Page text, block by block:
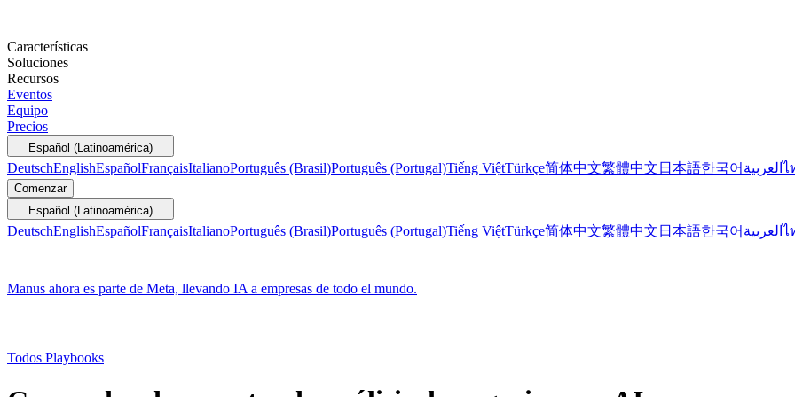
Características
Soluciones
Recursos
Eventos
Equipo
Precios
Español (Latinoamérica)
DeutschEnglishEspañolFrançaisItalianoPortuguês (Brasil)Português (Portugal)Tiếng ViệtTürkçe简体中文繁體中文 日本語한국어 العربيةไ
Comenzar
Español (Latinoamérica)
DeutschEnglishEspañolFrançaisItalianoPortuguês (Brasil)Português (Portugal)Tiếng ViệtTürkçe简体中文繁體中文 日本語한국어 العربيةไ
Manus ahora es parte de Meta, llevando IA a empresas de todo el mundo.
Todos Playbooks